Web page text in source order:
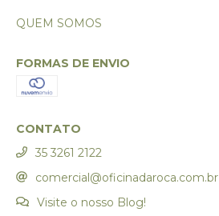
QUEM SOMOS
FORMAS DE ENVIO
CONTATO
35 3261 2122
comercial@oficinadaroca.com.br
Visite o nosso Blog!